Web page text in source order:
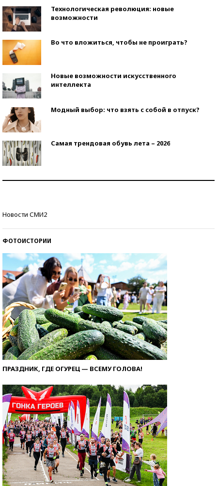
Технологическая революция: новые
возможности
Во что вложиться, чтобы не проиграть?
Новые возможности искусственного
интеллекта
Модный выбор: что взять с собой в отпуск?
Самая трендовая обувь лета – 2026
Новости СМИ2
ФОТОИСТОРИИ
ПРАЗДНИК, ГДЕ ОГУРЕЦ — ВСЕМУ ГОЛОВА!